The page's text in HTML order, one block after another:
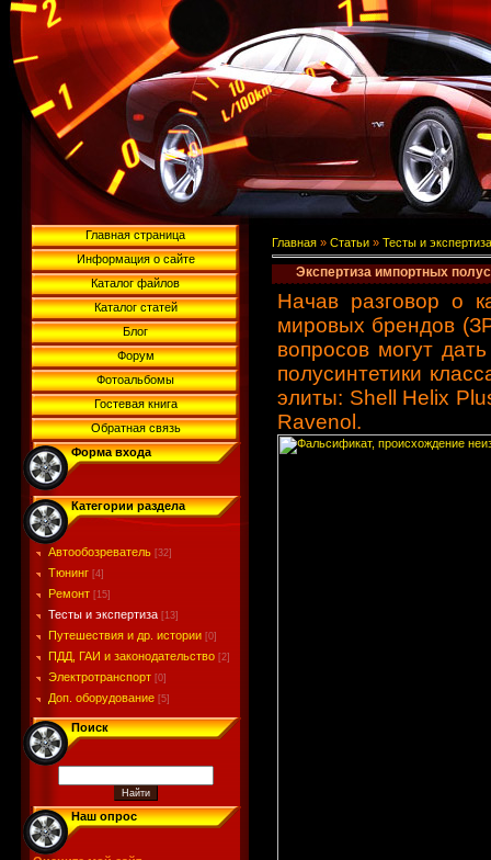
Главная страница
Информация о сайте
Каталог файлов
Каталог статей
Блог
Форум
Фотоальбомы
Гостевая книга
Обратная связь
Форма входа
Категории раздела
Автообозреватель [32]
Тюнинг [4]
Ремонт [15]
Тесты и экспертиза [13]
Путешествия и др. истории [0]
ПДД, ГАИ и законодательство [2]
Электротранспорт [0]
Доп. оборудование [5]
Поиск
Наш опрос
Главная » Статьи » Тесты и экспертиза
Экспертиза импортных
Начав разговор о
мировых брендов
вопросов могут
полусинтетики
элиты: Shell Helix
Ravenol.